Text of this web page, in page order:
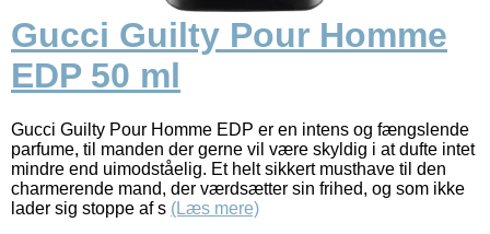
Gucci Guilty Pour Homme
EDP 50 ml
Gucci Guilty Pour Homme EDP er en intens og fængslende
parfume, til manden der gerne vil være skyldig i at dufte intet
mindre end uimodståelig. Et helt sikkert musthave til den
charmerende mand, der værdsætter sin frihed, og som ikke
lader sig stoppe af s (Læs mere)